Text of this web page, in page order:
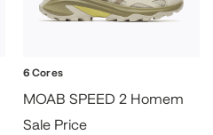
6 Cores
MOAB SPEED 2 Homem
Sale Price